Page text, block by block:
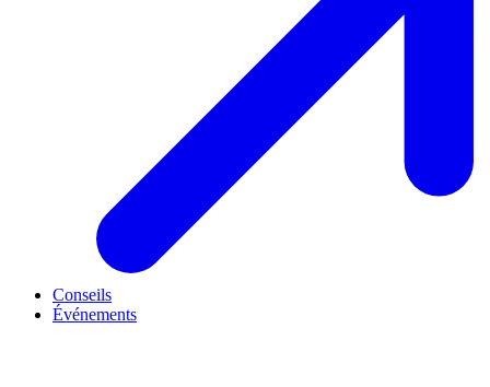
Conseils
Événements